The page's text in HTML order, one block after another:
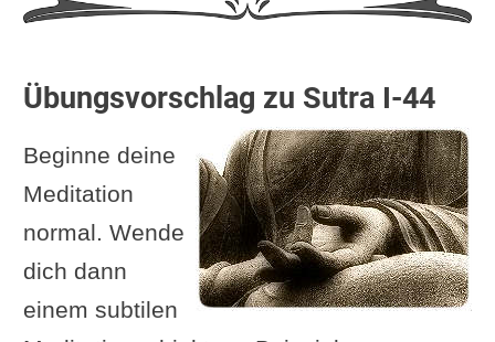
Übungsvorschlag zu Sutra I-44
Beginne deine
Meditation
normal. Wende
dich dann
einem subtilen